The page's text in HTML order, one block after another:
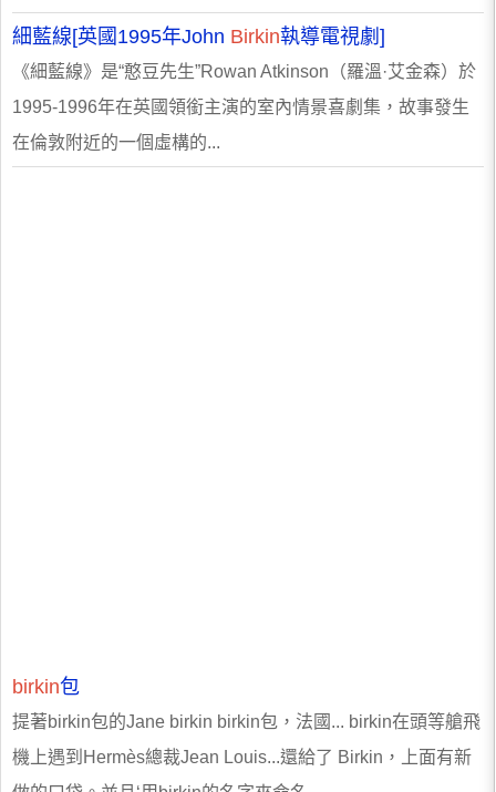
細藍線[英國1995年John Birkin執導電視劇]
《細藍線》是“憨豆先生”Rowan Atkinson（羅溫·艾金森）於
1995-1996年在英國領銜主演的室內情景喜劇集，故事發生
在倫敦附近的一個虛構的...
birkin包
提著birkin包的Jane birkin birkin包，法國... birkin在頭等艙飛
機上遇到Hermès總裁Jean Louis...還給了 Birkin，上面有新